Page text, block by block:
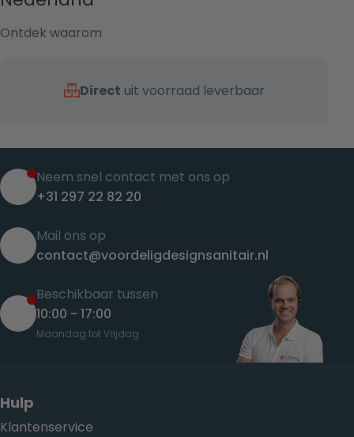
Ontdek waarom
Direct uit voorraad leverbaar
Neem snel contact met ons op
+31 297 22 82 20
Mail ons op
contact@voordeligdesignsanitair.nl
Beschikbaar tussen
10:00 - 17:00
Maandag tot Vrijdag
Hulp
Klantenservice